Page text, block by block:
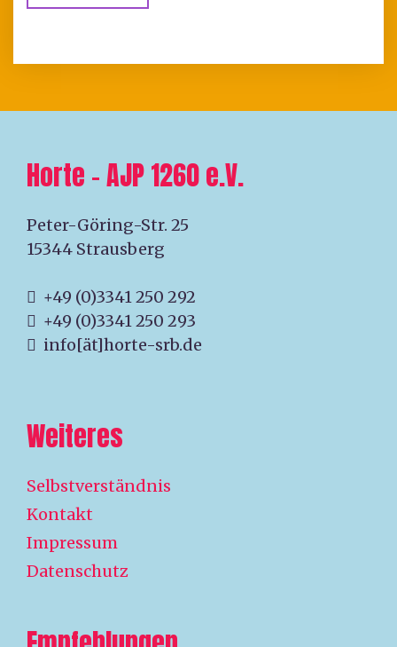
Horte – AJP 1260 e.V.
Peter-Göring-Str. 25
15344 Strausberg
+49 (0)3341 250 292
+49 (0)3341 250 293
info[ät]horte-srb.de
Weiteres
Selbstverständnis
Kontakt
Impressum
Datenschutz